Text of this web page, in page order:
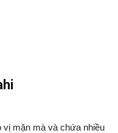
mặn mà và chứa nhiều